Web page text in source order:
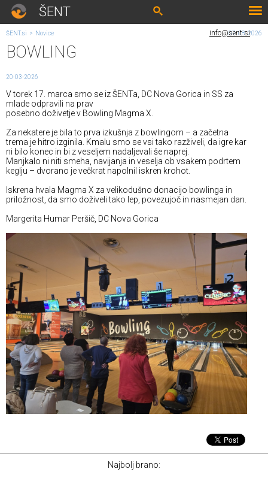
ŠENT
info@sent.si
07. 08. 2026
ŠENT.si > Novice
BOWLING
20-03-2026
V torek 17. marca smo se iz ŠENTa, DC Nova Gorica in SS za
mlade odpravili na prav
posebno doživetje v Bowling Magma X.
Za nekatere je bila to prva izkušnja z bowlingom – a začetna
trema je hitro izginila. Kmalu smo se vsi tako razživeli, da igre kar
ni bilo konec in bi z veseljem nadaljevali še naprej.
Manjkalo ni niti smeha, navijanja in veselja ob vsakem podrtem
keglju – dvorano je večkrat napolnil iskren krohot.
Iskrena hvala Magma X za velikodušno donacijo bowlinga in
priložnost, da smo doživeli tako lep, povezujoč in nasmejan dan.
Margerita Humar Peršič, DC Nova Gorica
Najbolj brano: